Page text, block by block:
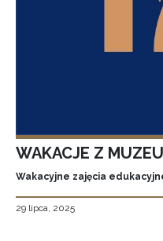
WAKACJE Z
Wakacyjne zajęcia
29 lipca, 2025